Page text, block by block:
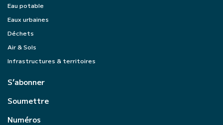
Eau potable
Eaux urbaines
Déchets
Air & Sols
Infrastructures & territoires
S’abonner
Soumettre
Numéros